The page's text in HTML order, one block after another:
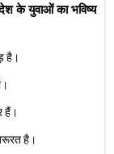
देश के युवाओं का भविष्य
है।
हैं।
है।